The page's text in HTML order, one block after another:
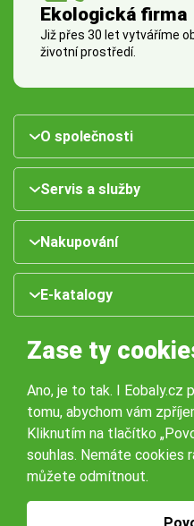
Ekologická firma
Již přes 30 let vytváříme
životní prostředí.
O společnosti
Servis a služby
Nakupování
E-katalogy
Naše pobočky:
Obchodní podmínky
Zase ty
Ano, je to tak. I Eobaly.cz
tomu, abychom vám
Kliknutím na tlačítko
souhlas. Nemáte cookies
můžete odmítnout.